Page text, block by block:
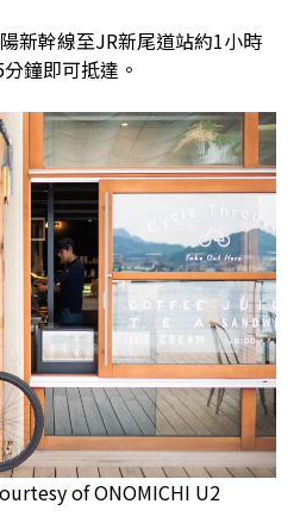
新幹線至JR新尾道站約1小時
鐘即可抵達。
of ONOMICHI U2